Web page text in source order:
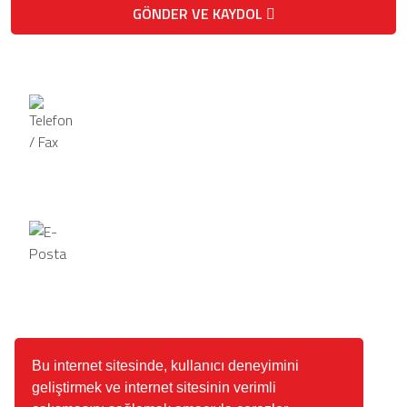
Bu internet sitesinde, kullanıcı deneyimini
geliştirmek ve internet sitesinin verimli
GÖNDER VE KAYDOL
Organize Sanayi Bölgesi 6. Cadde No. 8
Karaman / TÜRKİYE